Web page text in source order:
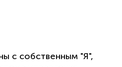
с собственным "Я",